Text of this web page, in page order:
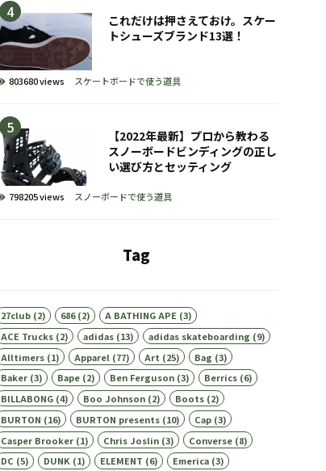
これだけは押さえておけ。スケー
トシューズブランド13選！
803680 views スケートボードで使う道具
【2022年最新】プロから教わる
スノーボードビンディングの正し
い選び方とセッティング
798205 views スノーボードで使う道具
Tag
27club(2) 686(2) A BATHING APE(3)
ACE Trucks(2) adidas(13) adidas skateboarding (9)
Alltimers(1) Apparel (77) Art (25) Bag (3)
Baker(3) Bape(2) Ben Ferguson(3) Berrics(6)
BILLABONG(4) Boo Johnson(2) Boots(2)
BURTON (16) BURTON presents(10) Cap(3)
Casper Brooker(1) Chris Joslin(3) Converse(8)
DC (5) DUNK(1) ELEMENT (6) Emerica(3)